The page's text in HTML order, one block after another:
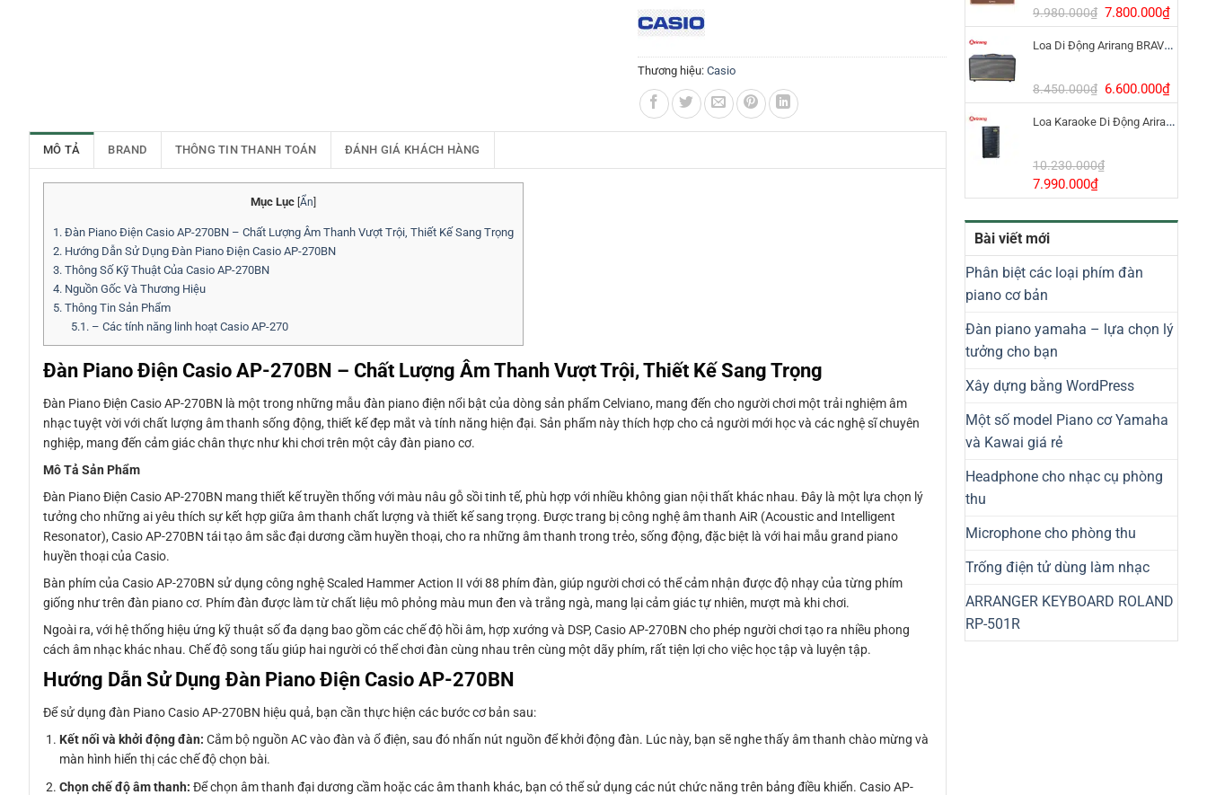
8.800.000₫.
9.980.000₫ Giá
gốc
là:
7.800.000₫Giá
hiện
tại
Loa Di Động Arirang BRAVO 8 800W Có Micro
8.450.000₫ Giá
gốc
là:
6.600.000₫Giá
hiện
tại
Loa Karaoke Di Động Arirang EDGE-X Model I
10.230.000₫
Giá
gốc
là:
10.230.000₫.
7.990.000₫Giá
hiện
tại
7.990.000₫.
Bài viết mới
Phân biệt các loại phím đàn
piano cơ bản
Đàn piano yamaha – lựa chọn lý
tưởng cho bạn
Xây dựng bằng WordPress
Một số model Piano cơ Yamaha
và Kawai giá rẻ
Headphone cho nhạc cụ phòng
thu
Microphone cho phòng thu
Trống điện tử dùng làm nhạc
ARRANGER KEYBOARD ROLAND
RP-501R
Thương hiệu: Casio
MÔ TẢ BRAND THÔNG TIN THANH TOÁN ĐÁNH GIÁ KHÁCH HÀNG
Mục Lục [Ẩn]
1. Đàn Piano Điện Casio AP-270BN – Chất Lượng Âm Thanh Vượt Trội, Thiết Kế Sang Trọng
2. Hướng Dẫn Sử Dụng Đàn Piano Điện Casio AP-270BN
3. Thông Số Kỹ Thuật Của Casio AP-270BN
4. Nguồn Gốc Và Thương Hiệu
5. Thông Tin Sản Phẩm
5.1. – Các tính năng linh hoạt Casio AP-270
Đàn Piano Điện Casio AP-270BN – Chất Lượng Âm Thanh Vượt Trội, Thiết Kế Sang Trọng
Đàn Piano Điện Casio AP-270BN là một trong những mẫu đàn piano điện nổi bật của dòng sản phẩm Celviano, mang đến cho người chơi một trải nghiệm âm
nhạc tuyệt vời với chất lượng âm thanh sống động, thiết kế đẹp mắt và tính năng hiện đại. Sản phẩm này thích hợp cho cả người mới học và các nghệ sĩ chuyên
nghiệp, mang đến cảm giác chân thực như khi chơi trên một cây đàn piano cơ.
Mô Tả Sản Phẩm
Đàn Piano Điện Casio AP-270BN mang thiết kế truyền thống với màu nâu gỗ sồi tinh tế, phù hợp với nhiều không gian nội thất khác nhau. Đây là một lựa chọn lý
tưởng cho những ai yêu thích sự kết hợp giữa âm thanh chất lượng và thiết kế sang trọng. Được trang bị công nghệ âm thanh AiR (Acoustic and Intelligent
Resonator), Casio AP-270BN tái tạo âm sắc đại dương cầm huyền thoại, cho ra những âm thanh trong trẻo, sống động, đặc biệt là với hai mẫu grand piano
huyền thoại của Casio.
Bàn phím của Casio AP-270BN sử dụng công nghệ Scaled Hammer Action II với 88 phím đàn, giúp người chơi có thể cảm nhận được độ nhạy của từng phím
giống như trên đàn piano cơ. Phím đàn được làm từ chất liệu mô phỏng màu mun đen và trắng ngà, mang lại cảm giác tự nhiên, mượt mà khi chơi.
Ngoài ra, với hệ thống hiệu ứng kỹ thuật số đa dạng bao gồm các chế độ hồi âm, hợp xướng và DSP, Casio AP-270BN cho phép người chơi tạo ra nhiều phong
cách âm nhạc khác nhau. Chế độ song tấu giúp hai người có thể chơi đàn cùng nhau trên cùng một dãy phím, rất tiện lợi cho việc học tập và luyện tập.
Hướng Dẫn Sử Dụng Đàn Piano Điện Casio AP-270BN
Để sử dụng đàn Piano Casio AP-270BN hiệu quả, bạn cần thực hiện các bước cơ bản sau:
Kết nối và khởi động đàn: Cắm bộ nguồn AC vào đàn và ổ điện, sau đó nhấn nút nguồn để khởi động đàn. Lúc này, bạn sẽ nghe thấy âm thanh chào mừng và
màn hình hiển thị các chế độ chọn bài.
Chọn chế độ âm thanh: Để chọn âm thanh đại dương cầm hoặc các âm thanh khác, bạn có thể sử dụng các nút chức năng trên bảng điều khiển. Casio AP-